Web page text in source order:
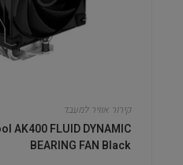
קירור אוויר למעבד
AK400 FLUID DYNAMIC
BEARING FAN Black